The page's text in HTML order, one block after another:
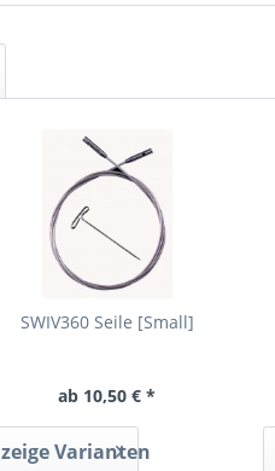
SWIV360 Seile [Small]
ab 10,50 € *
zeige Varianten